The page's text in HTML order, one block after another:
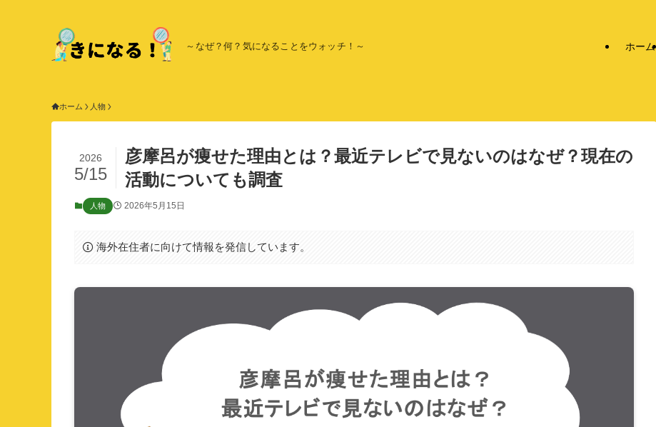
～なぜ？何？気になることをウォッチ！～ ホーム
ホーム 人物
彦摩呂が痩せた理由とは？最近テレビで見ないのはなぜ？現在の
活動についても調査
2026
5/15
人物 2026年5月15日
海外在住者に向けて情報を発信しています。